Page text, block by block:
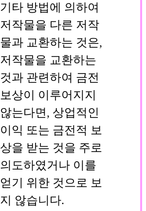
기타 방법에 의하여
저작물을 다른 저작
물과 교환하는 것은,
저작물을 교환하는
것과 관련하여 금전
보상이 이루어지지
않는다면, 상업적인
이익 또는 금전적 보
상을 받는 것을 주로
의도하였거나 이를
얻기 위한 것으로 보
지 않습니다.